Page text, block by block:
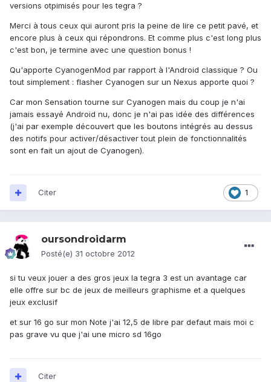
versions otpimisés pour les tegra ?
Merci à tous ceux qui auront pris la peine de lire ce petit pavé, et
encore plus à ceux qui répondrons. Et comme plus c'est long plus
c'est bon, je termine avec une question bonus !
Qu'apporte CyanogenMod par rapport à l'Android classique ? Ou
tout simplement : flasher Cyanogen sur un Nexus apporte quoi ?
Car mon Sensation tourne sur Cyanogen mais du coup je n'ai
jamais essayé Android nu, donc je n'ai pas idée des différences
(j'ai par exemple découvert que les boutons intégrés au dessus
des notifs pour activer/désactiver tout plein de fonctionnalités
sont en fait un ajout de Cyanogen).
1
Citer
oursondroidarm
Posté(e) 31 octobre 2012
si tu veux jouer a des gros jeux la tegra 3 est un avantage car
elle offre sur bc de jeux de meilleurs graphisme et a quelques
jeux exclusif
et sur 16 go sur mon Note j'ai 12,5 de libre par defaut mais moi c
pas grave vu que j'ai une micro sd 16go
Citer